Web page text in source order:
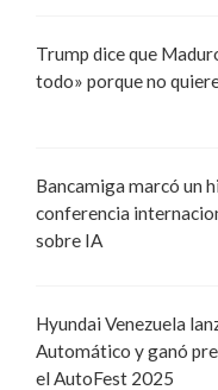
Trump dice que
todo» porque no
Bancamiga marcó un
conferencia
sobre IA
Hyundai Venezuela
Automático y ganó
el AutoFest 2025